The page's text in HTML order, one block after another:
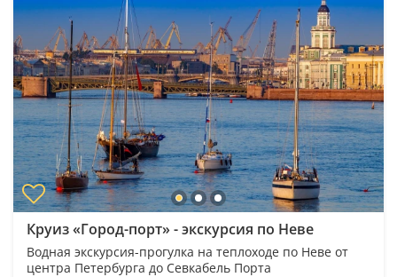
Круиз «Город-порт» - экскурсия по Неве
Водная экскурсия-прогулка на теплоходе по Неве от
центра Петербурга до Севкабель Порта